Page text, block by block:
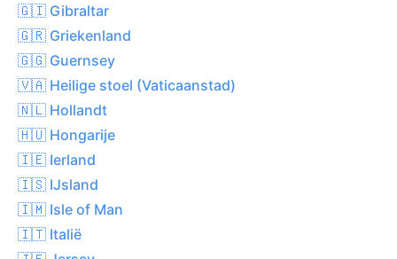
🇬🇮 Gibraltar
🇬🇷 Griekenland
🇬🇬 Guernsey
🇻🇦 Heilige stoel (Vaticaanstad)
🇳🇱 Hollandt
🇭🇺 Hongarije
🇮🇪 Ierland
🇮🇸 IJsland
🇮🇲 Isle of Man
🇮🇹 Italië